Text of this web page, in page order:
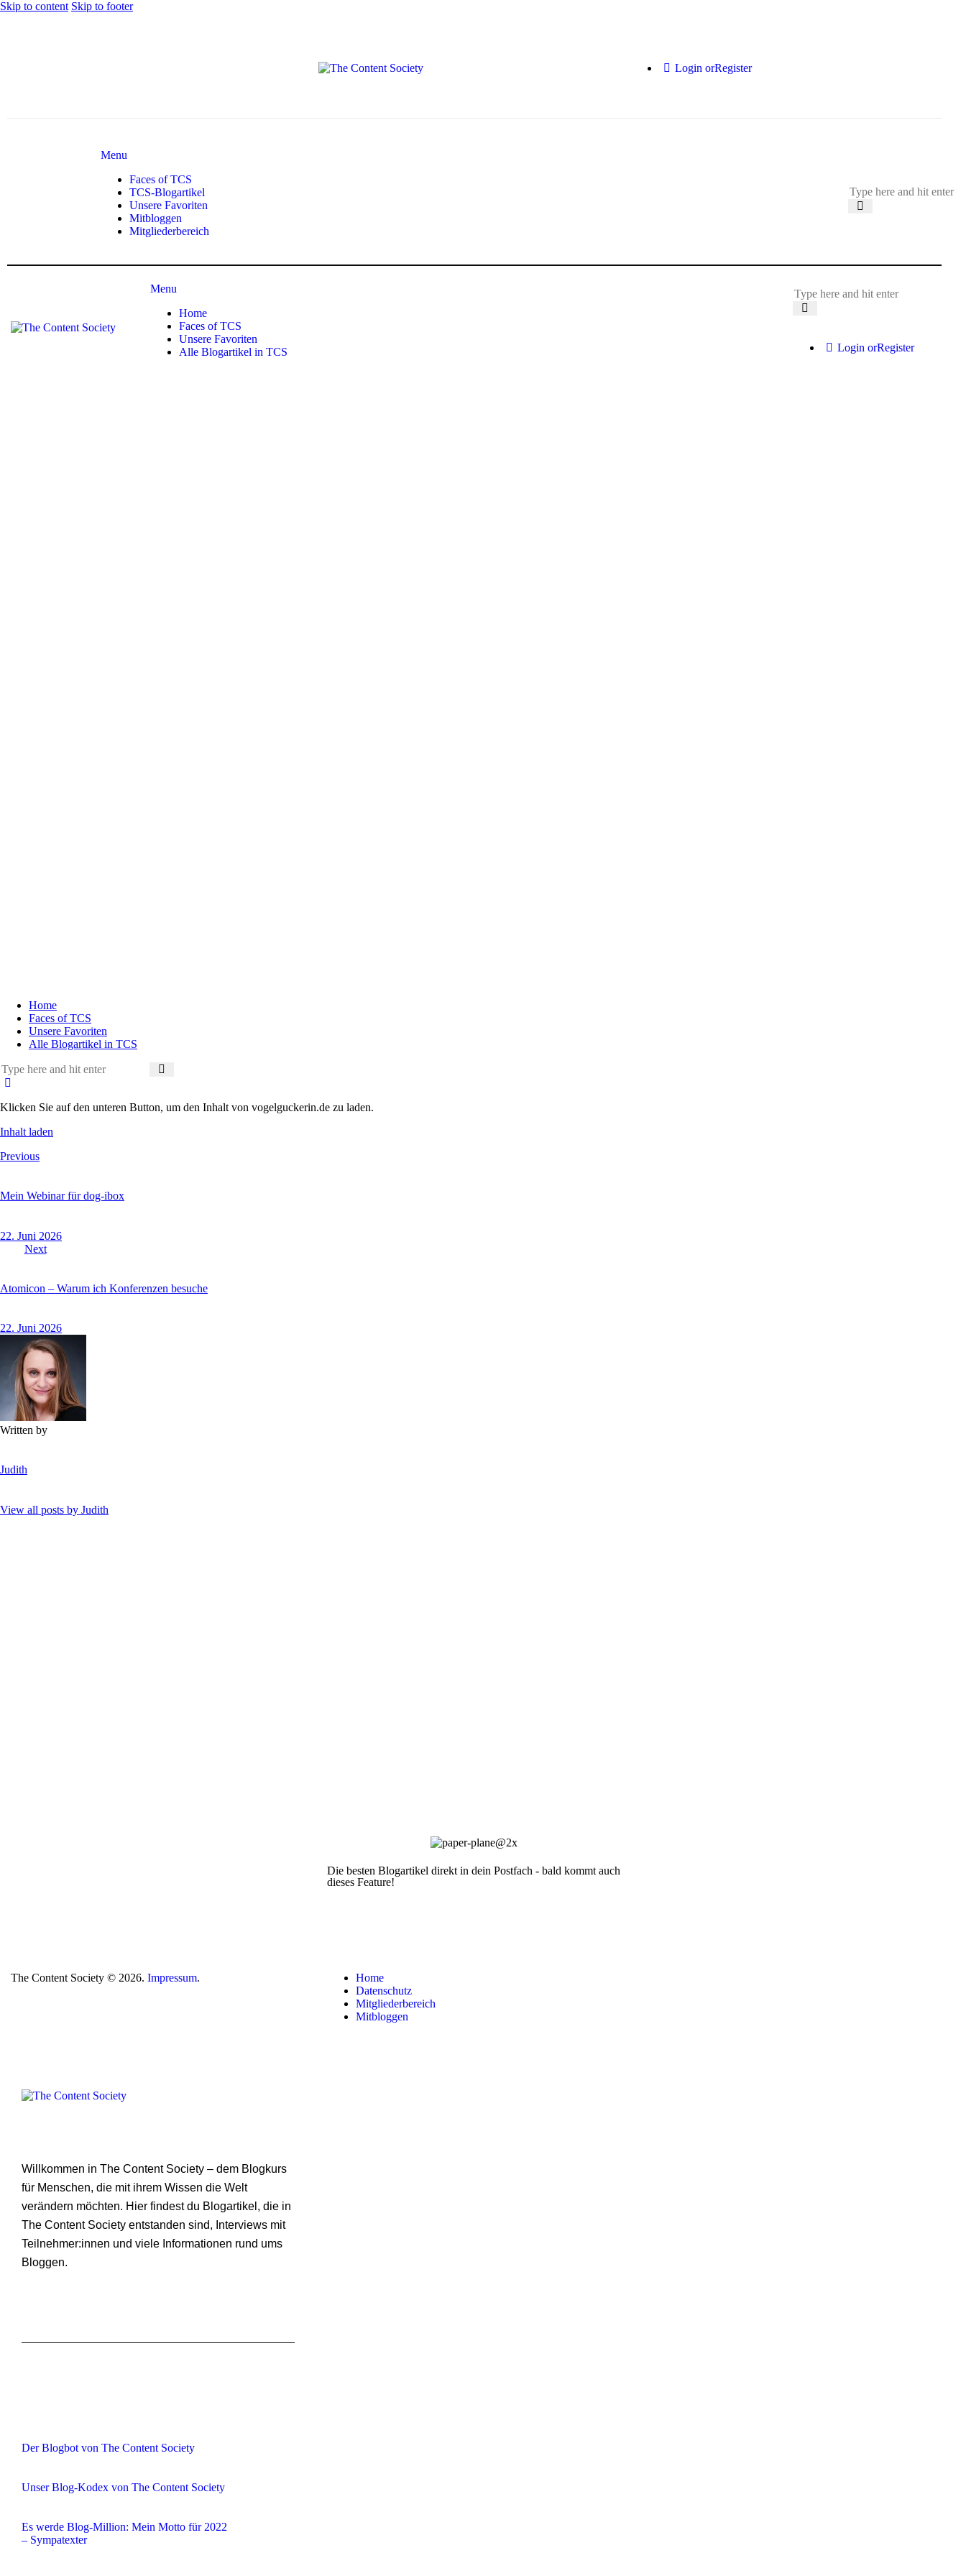
Skip to content Skip to footer
Login orRegister
Menu
Faces of TCS
TCS-Blogartikel
Unsere Favoriten
Mitbloggen
Mitgliederbereich
Menu
Home
Faces of TCS
Unsere Favoriten
Alle Blogartikel in TCS
Login orRegister
Home
Faces of TCS
Unsere Favoriten
Alle Blogartikel in TCS
Klicken Sie auf den unteren Button, um den Inhalt von vogelguckerin.de zu laden.
Inhalt laden
Previous
Mein Webinar für dog-ibox
22. Juni 2026
Next
Atomicon – Warum ich Konferenzen besuche
22. Juni 2026
Written by
Judith
View all posts by Judith
Die besten Blogartikel direkt in dein Postfach - bald kommt auch
dieses Feature!
The Content Society © 2026. Impressum.
Home
Datenschutz
Mitgliederbereich
Mitbloggen
Willkommen in The Content Society – dem Blogkurs
für Menschen, die mit ihrem Wissen die Welt
verändern möchten. Hier findest du Blogartikel, die in
The Content Society entstanden sind, Interviews mit
Teilnehmer:innen und viele Informationen rund ums
Bloggen.
Der Blogbot von The Content Society
Unser Blog-Kodex von The Content Society
Es werde Blog-Million: Mein Motto für 2022
– Sympatexter